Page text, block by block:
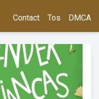
Contact Tos DMCA